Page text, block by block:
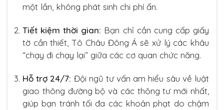
một lần, không phát sinh chi phí ẩn.
Tiết kiệm thời gian: Bạn chỉ cần cung cấp giấy
tờ cần thiết, Tô Châu Đông Á sẽ xử lý các khâu
“chạy đi chạy lại” giữa các cơ quan chức năng.
Hỗ trợ 24/7: Đội ngũ tư vấn am hiểu sâu về luật
giao thông đường bộ và các thông tư mới nhất,
giúp bạn tránh tối đa các khoản phạt do chậm